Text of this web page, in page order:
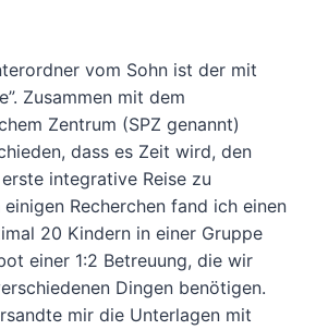
vom Sohn ist der mit
Zusammen mit dem
Zentrum (SPZ genannt)
dass es Zeit wird, den
integrative Reise zu
Recherchen fand ich einen
20 Kindern in einer Gruppe
einer 1:2 Betreuung, die wir
Dingen benötigen.
mir die Unterlagen mit